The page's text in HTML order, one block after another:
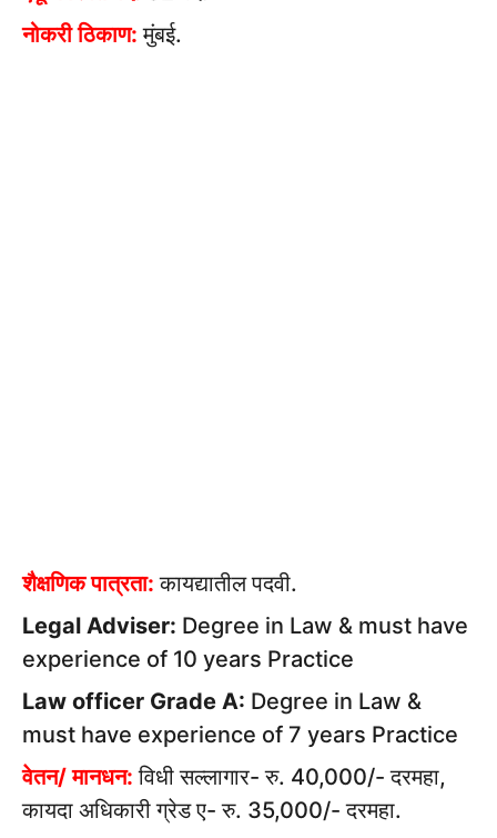
नोकरी ठिकाण: मुंबई.
शैक्षणिक पात्रता: कायद्यातील पदवी.
Legal Adviser: Degree in Law & must have
experience of 10 years Practice
Law officer Grade A: Degree in Law &
must have experience of 7 years Practice
वेतन/ मानधन: विधी सल्लागार- रु. 40,000/- दरमहा,
कायदा अधिकारी ग्रेड ए- रु. 35,000/- दरमहा.